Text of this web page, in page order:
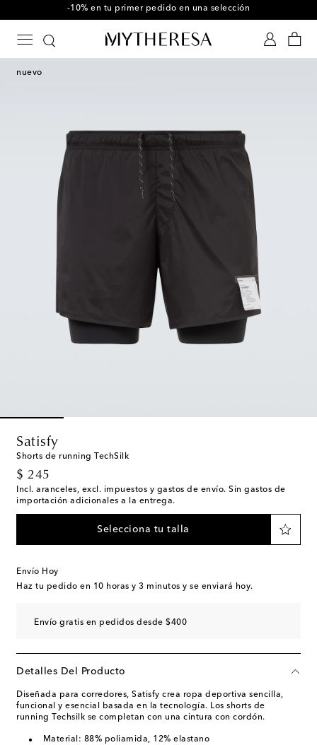
-10% en tu primer pedido en una selección
nuevo
Satisfy
Shorts de running TechSilk
$ 245
original price
Incl. aranceles, excl. impuestos y gastos de envío. Sin gastos de
importación adicionales a la entrega.
Selecciona tu talla
Envío Hoy
Haz tu pedido en 10 horas y 3 minutos y se enviará hoy.
Envío gratis en pedidos desde $400
Detalles Del Producto
Diseñada para corredores, Satisfy crea ropa deportiva sencilla,
funcional y esencial basada en la tecnología. Los shorts de
running Techsilk se completan con una cintura con cordón.
Material: 88% poliamida, 12% elastano